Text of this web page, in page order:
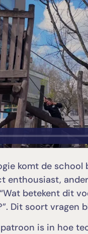
komt de
enthousiast,
betekent dit
Dit soort vragen
is in hoe